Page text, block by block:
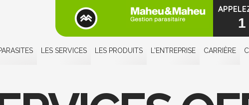
LES SERVICES LES PRODUITS L'ENTREPRISE CARRIÈRE